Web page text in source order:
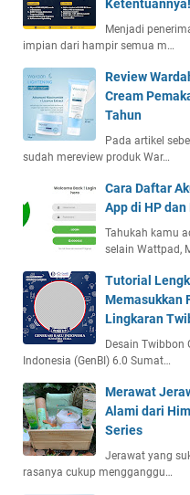
Ketentuannya!
Menjadi
impian dari hampir semua m…
Review
Cream
Tahun
Pada artikel
sudah mereview produk War…
Cara Daftar
App di HP
Tahukah kamu
selain Wattpad,
Tutorial
Memasukkan
Lingkaran
Desain Twibbon
Indonesia (GenBI) 6.0 Sumat…
Merawat
Alami dari
Series
Jerawat yang
rasanya cukup mengganggu…